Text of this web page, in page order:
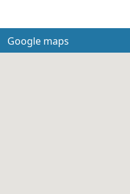
Google maps